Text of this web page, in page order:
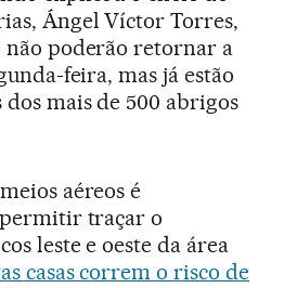
Ángel Víctor Torres,
não poderão retornar a
feira, mas já estão
mais de 500 abrigos
aéreos é
traçar o
leste e oeste da área
casas correm o risco de